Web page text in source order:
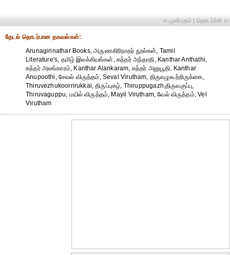
‹‹ முன்புறம் | தொடர்ச்சி ››
தேட‌ல் தொட‌ர்பான தகவ‌ல்க‌ள்:
Arunagirinathar Books, அருணகிரிநாதர் நூல்கள், Tamil
Literature's, தமிழ் இலக்கியங்கள், கந்தர் அந்தாதி, Kanthar Anthathi,
கந்தர் அலங்காரம், Kanthar Alankaram, கந்தர் அனுபூதி, Kanthar
Anupoothi, சேவல் விருத்தம், Seval Virutham, திருஎழுகூற்றிருக்கை,
Thiruvezhukoorrirukkai, திருப்புகழ், Thiruppugazh,திருவகுப்பு,
Thiruvaguppu, மயில் விருத்தம், Mayil Virutham, வேல் விருத்தம், Vel
Virutham